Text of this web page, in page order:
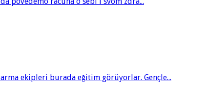
ekipleri burada eğitim görüyorlar. Gençle...